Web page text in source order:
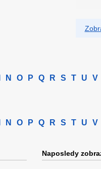
N O P Q R S T U V
N O P Q R S T U V
Naposledy